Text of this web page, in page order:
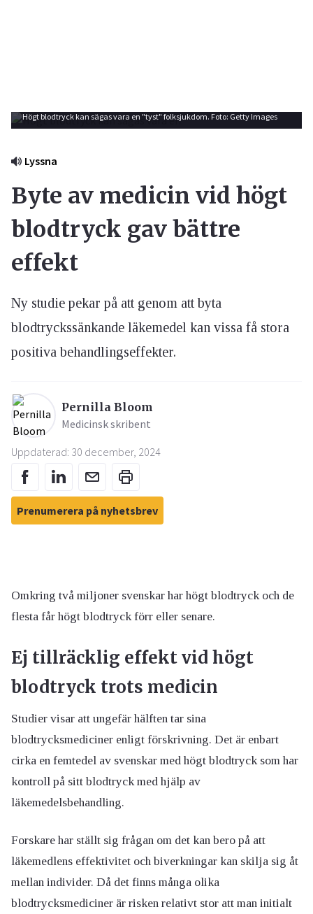
Högt blodtryck kan sägas vara en "tyst" folksjukdom. Foto: Getty Images
Lyssna
Byte av medicin vid högt
blodtryck gav bättre
effekt
Ny studie pekar på att genom att byta
blodtryckssänkande läkemedel kan vissa få stora
positiva behandlingseffekter.
Pernilla Bloom
Medicinsk skribent
Uppdaterad: 30 december, 2024
Prenumerera på nyhetsbrev
Omkring två miljoner svenskar har högt blodtryck och de
flesta får högt blodtryck förr eller senare.
Ej tillräcklig effekt vid högt
blodtryck trots medicin
Studier visar att ungefär hälften tar sina
blodtrycksmediciner enligt förskrivning. Det är enbart
cirka en femtedel av svenskar med högt blodtryck som har
kontroll på sitt blodtryck med hjälp av
läkemedelsbehandling.
Forskare har ställt sig frågan om det kan bero på att
läkemedlens effektivitet och biverkningar kan skilja sig åt
mellan individer. Då det finns många olika
blodtrycksmediciner är risken relativt stor att man initialt